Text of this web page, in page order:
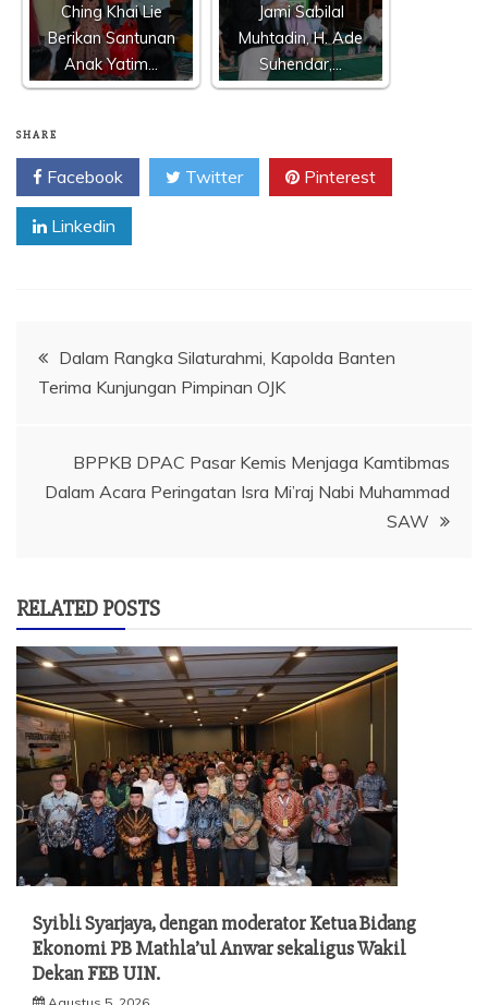
Ching Khai Lie
Berikan Santunan
Anak Yatim…
Jami Sabilal
Muhtadin, H. Ade
Suhendar,…
SHARE
Facebook Twitter Pinterest
Linkedin
Navigasi
pos
Dalam Rangka Silaturahmi, Kapolda Banten
Terima Kunjungan Pimpinan OJK
BPPKB DPAC Pasar Kemis Menjaga Kamtibmas
Dalam Acara Peringatan Isra Mi’raj Nabi Muhammad
SAW
RELATED POSTS
Syibli Syarjaya, dengan moderator Ketua Bidang
Ekonomi PB Mathla’ul Anwar sekaligus Wakil
Dekan FEB UIN.